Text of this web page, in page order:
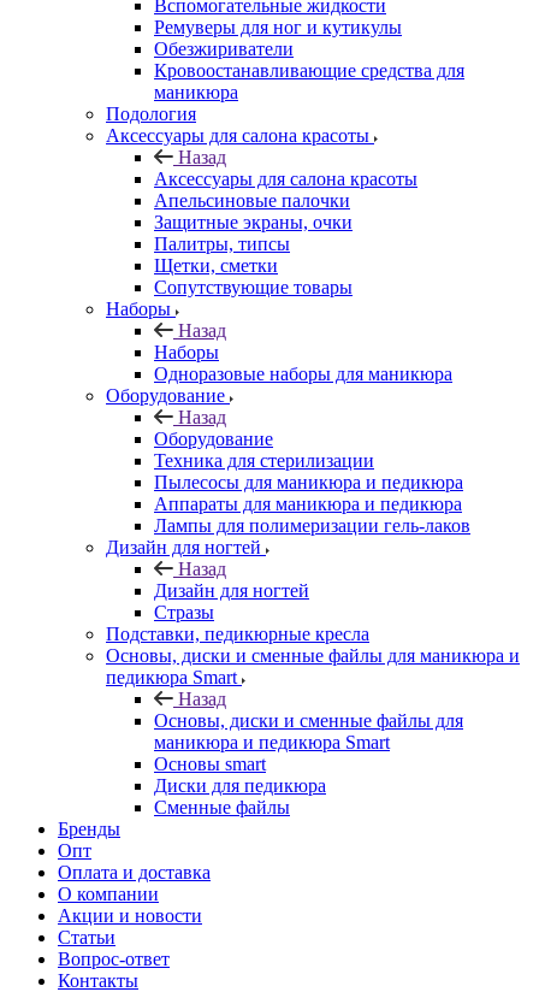
Вспомогательные жидкости
Ремуверы для ног и кутикулы
Обезжириватели
Кровоостанавливающие средства для
маникюра
Подология
Аксессуары для салона красоты
Назад
Аксессуары для салона красоты
Апельсиновые палочки
Защитные экраны, очки
Палитры, типсы
Щетки, сметки
Сопутствующие товары
Наборы
Назад
Наборы
Одноразовые наборы для маникюра
Оборудование
Назад
Оборудование
Техника для стерилизации
Пылесосы для маникюра и педикюра
Аппараты для маникюра и педикюра
Лампы для полимеризации гель-лаков
Дизайн для ногтей
Назад
Дизайн для ногтей
Стразы
Подставки, педикюрные кресла
Основы, диски и сменные файлы для маникюра и
педикюра Smart
Назад
Основы, диски и сменные файлы для
маникюра и педикюра Smart
Основы smart
Диски для педикюра
Сменные файлы
Бренды
Опт
Оплата и доставка
О компании
Акции и новости
Статьи
Вопрос-ответ
Контакты